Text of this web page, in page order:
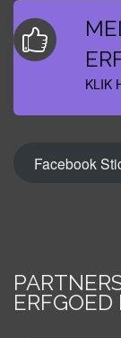
KLIK
Facebook